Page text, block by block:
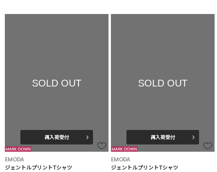
SOLD OUT
再入荷受付
EMODA
ジェントルプリントTシャツ
SOLD OUT
再入荷受付
EMODA
ジェントルプリントTシャツ